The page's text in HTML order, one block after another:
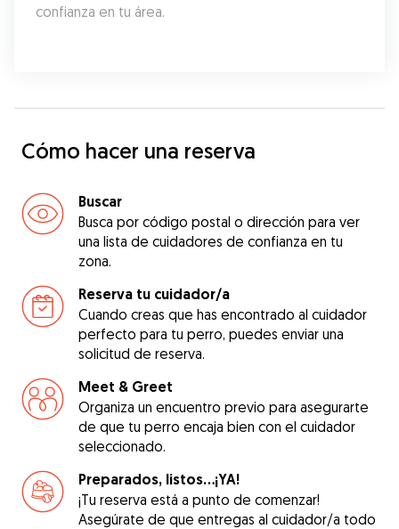
confianza en tu área.
Cómo hacer una reserva
Buscar
Busca por código postal o dirección para ver
una lista de cuidadores de confianza en tu
zona.
Reserva tu cuidador/a
Cuando creas que has encontrado al cuidador
perfecto para tu perro, puedes enviar una
solicitud de reserva.
Meet & Greet
Organiza un encuentro previo para asegurarte
de que tu perro encaja bien con el cuidador
seleccionado.
Preparados, listos...¡YA!
¡Tu reserva está a punto de comenzar!
Asegúrate de que entregas al cuidador/a todo